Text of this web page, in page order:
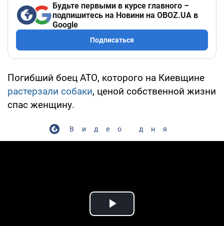
Будьте первыми в курсе главного –
подпишитесь на Новини на OBOZ.UA в
Google
Подписаться
Погибший боец АТО, которого на Киевщине
растерзали собаки, ценой собственной жизни
спас женщину.
Видео дня
Play Video